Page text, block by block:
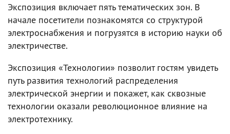
Экспозиция включает пять тематических зон. В
начале посетители познакомятся со структурой
электроснабжения и погрузятся в историю науки об
электричестве.
Экспозиция «Технологии» позволит гостям увидеть
путь развития технологий распределения
электрической энергии и покажет, как сквозные
технологии оказали революционное влияние на
электротехнику.